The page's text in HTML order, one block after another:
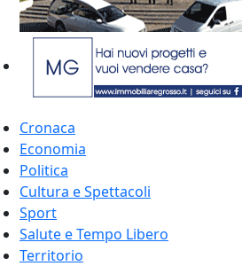
Cronaca
Economia
Politica
Cultura e Spettacoli
Sport
Salute e Tempo Libero
Territorio